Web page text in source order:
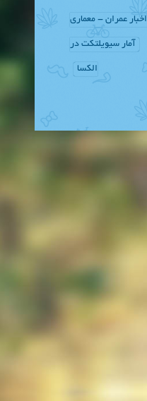
اخبار عمران - معماری
آمار سیویلتکت در
الکسا